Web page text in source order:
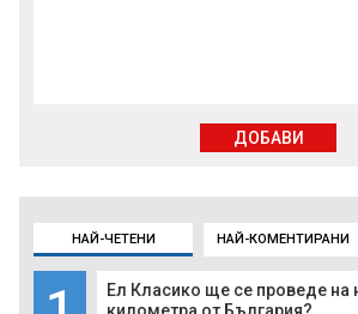
НАЙ-ЧЕТЕНИ НАЙ-КОМЕНТИРАНИ
Ел Класико ще се проведе на
ДОБАВИ